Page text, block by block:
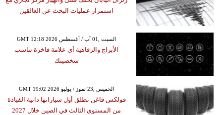
استمرار عمليات البحث عن العالقين
GMT 12:18 2026 السبت ,01 آب / أغسطس
الأبراج والرفاهية أي علامة فاخرة تناسب
شخصيتك
GMT 19:02 2026 الخميس ,23 تموز / يوليو
فولكس فاغن تطلق أول سياراتها ذاتية القيادة
من المستوى الثالث في الصين خلال 2027